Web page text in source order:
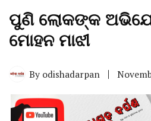
ପୁଣି ଲୋକଙ୍କ
ମୋହନ ମାଝୀ
By odishadarpan